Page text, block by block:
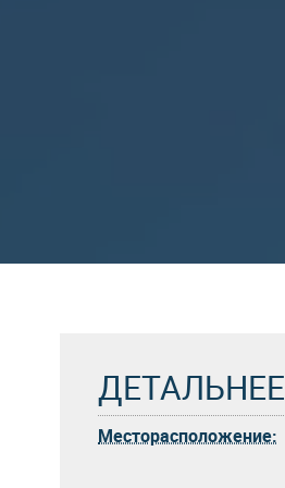
ДЕТАЛЬНЕЕ
Месторасположение: